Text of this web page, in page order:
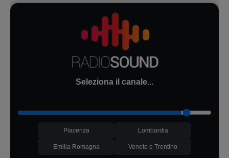
Seleziona il canale...
Piacenza Lombardia
Emilia Romagna Veneto e Trentino